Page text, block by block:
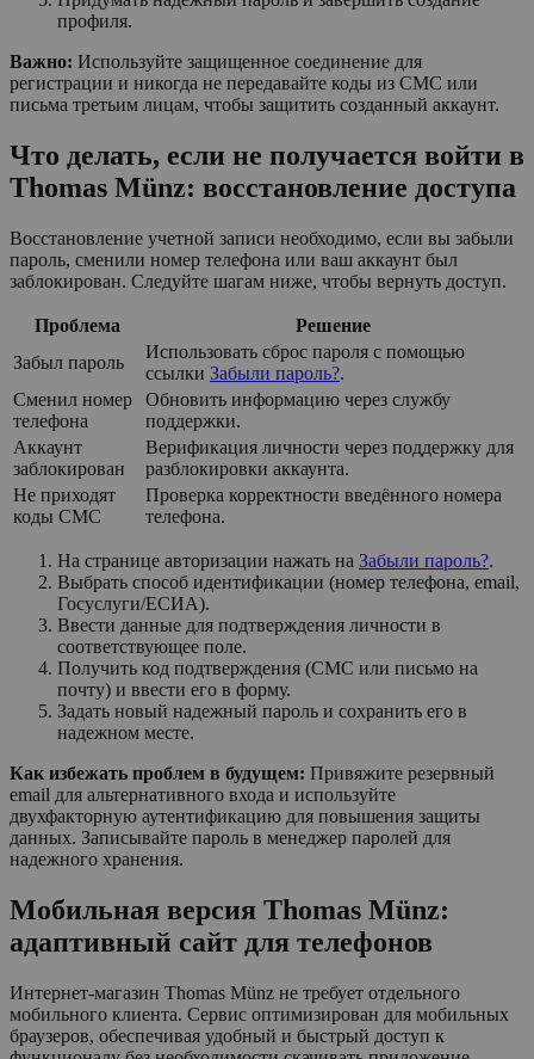
профиля.
Важно: Используйте защищенное соединение для
регистрации и никогда не передавайте коды из СМС или
письма третьим лицам, чтобы защитить созданный аккаунт.
Что делать, если не получается войти в
Thomas Münz: восстановление доступа
Восстановление учетной записи необходимо, если вы забыли
пароль, сменили номер телефона или ваш аккаунт был
заблокирован. Следуйте шагам ниже, чтобы вернуть доступ.
Проблема
Решение
Забыл пароль
Использовать сброс пароля с помощью
ссылки Забыли пароль?.
Сменил номер
телефона
Обновить информацию через службу
поддержки.
Аккаунт
заблокирован
Верификация личности через поддержку для
разблокировки аккаунта.
Не приходят
коды СМС
Проверка корректности введённого номера
телефона.
На странице авторизации нажать на Забыли пароль?.
Выбрать способ идентификации (номер телефона, email,
Госуслуги/ЕСИА).
Ввести данные для подтверждения личности в
соответствующее поле.
Получить код подтверждения (СМС или письмо на
почту) и ввести его в форму.
Задать новый надежный пароль и сохранить его в
надежном месте.
Как избежать проблем в будущем: Привяжите резервный
email для альтернативного входа и используйте
двухфакторную аутентификацию для повышения защиты
данных. Записывайте пароль в менеджер паролей для
надежного хранения.
Мобильная версия Thomas Münz:
адаптивный сайт для телефонов
Интернет-магазин Thomas Münz не требует отдельного
мобильного клиента. Сервис оптимизирован для мобильных
браузеров, обеспечивая удобный и быстрый доступ к